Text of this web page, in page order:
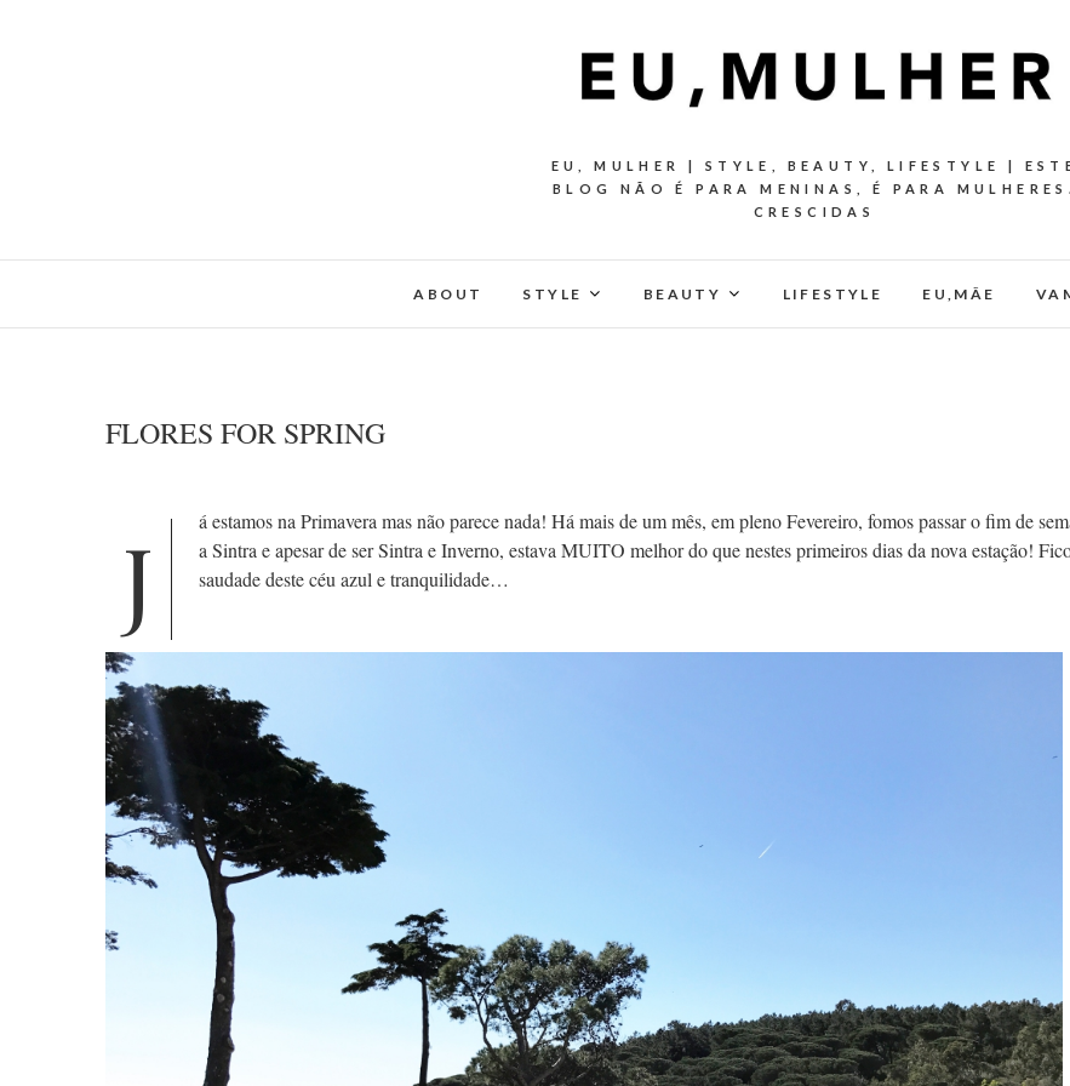
EU, MULHER | STYLE, BEAUTY, LIFESTYLE |
BLOG NÃO É PARA MENINAS, É PARA MULHERES.
CRESCIDAS
ABOUT STYLE BEAUTY LIFESTYLE EU,MÂE
FLORES FOR SPRING
J
á estamos na Primavera mas não parece nada! Há mais de um mês, em pleno Fevereiro, fomos passar o fim de
a Sintra e apesar de ser Sintra e Inverno, estava MUITO melhor do que nestes primeiros dias da nova estação!
saudade deste céu azul e tranquilidade…